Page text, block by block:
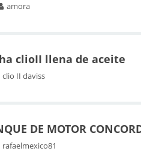
amora
clioII llena de aceite
clio II daviss
DE MOTOR
rafaelmexico81